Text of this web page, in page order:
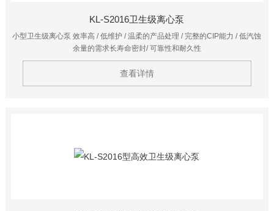
KL-S2016卫生级离心泵
小型卫生级离心泵 效率高 / 低维护 / 温柔的产品处理 / 完整的CIP能力 / 低汽蚀
余量的需求长寿命密封/ 可靠性和耐久性
查看详情